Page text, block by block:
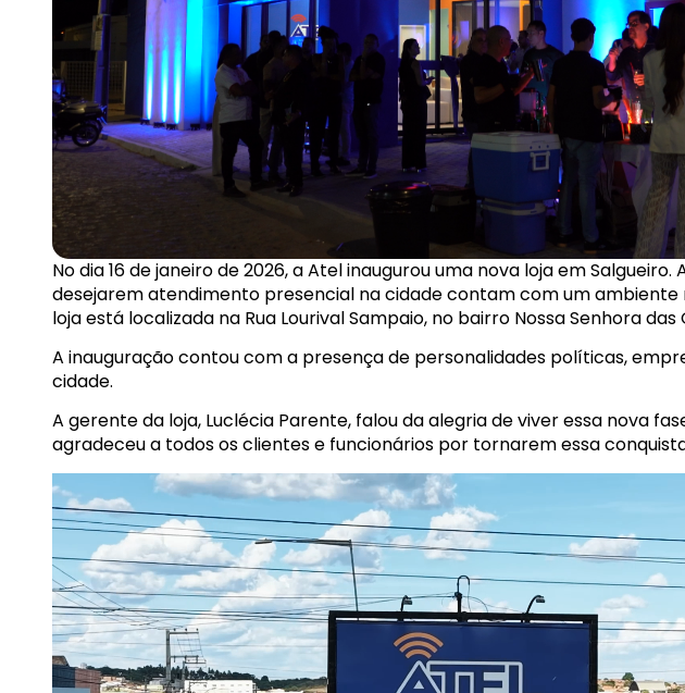
No dia 16 de janeiro de 2026, a Atel inaugurou uma nova loja em Salgueiro.
desejarem atendimento presencial na cidade contam com um
loja está localizada na Rua Lourival Sampaio, no bairro Nossa Senhora das
A inauguração contou com a presença de personalidades políticas,
cidade.
A gerente da loja, Luclécia Parente, falou da alegria de viver essa nova
agradeceu a todos os clientes e funcionários por tornarem essa